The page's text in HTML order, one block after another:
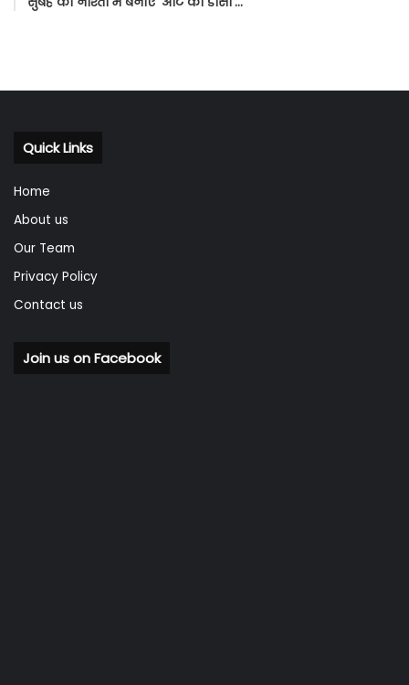
Quick Links
Home
About us
Our Team
Privacy Policy
Contact us
Join us on Facebook